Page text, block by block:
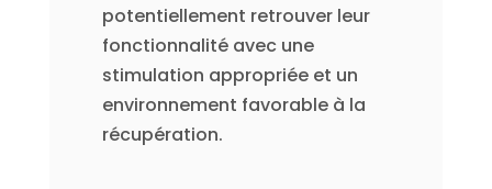
potentiellement retrouver leur
fonctionnalité avec une
stimulation appropriée et un
environnement favorable à la
récupération.